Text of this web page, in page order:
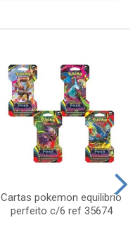
Cartas pokemon equilibrio
perfeito c/6 ref 35674